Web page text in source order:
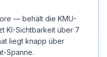
— behält die KMU-
KI-Sichtbarkeit über 7
liegt knapp über
Spanne.